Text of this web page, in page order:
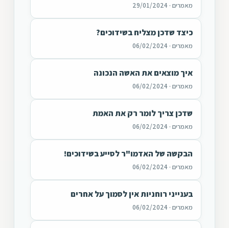
מאמרים · 29/01/2024
כיצד שדכן מצליח בשידוכים?
מאמרים · 06/02/2024
איך מוצאים את האשה הנכונה
מאמרים · 06/02/2024
שדכן צריך לומר רק את האמת
מאמרים · 06/02/2024
הבקשה של האדמו"ר לסייע בשידוכים!
מאמרים · 06/02/2024
בענייני רוחניות אין לסמוך על אחרים
מאמרים · 06/02/2024